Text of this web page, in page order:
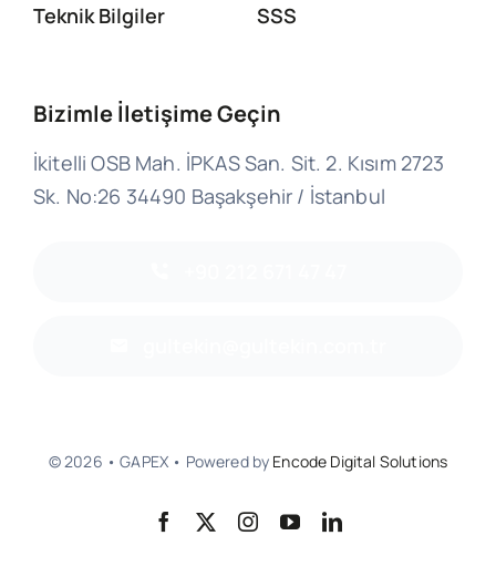
Teknik Bilgiler
SSS
Bizimle İletişime Geçin
İkitelli OSB Mah. İPKAS San. Sit. 2. Kısım 2723
Sk. No:26 34490 Başakşehir / İstanbul
© 2026 • GAPEX • Powered by Encode Digital Solutions